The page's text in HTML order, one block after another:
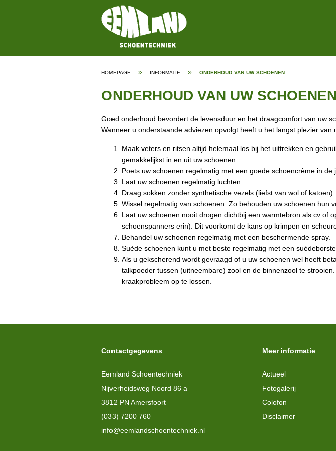
homepage » informatie » onderhoud van uw schoenen
ONDERHOUD VAN UW SCHOENEN
Goed onderhoud bevordert de levensduur en het draagcomfort van uw
Wanneer u onderstaande adviezen opvolgt heeft u het langst plezier van
Maak veters en ritsen altijd helemaal los bij het uittrekken en
gemakkelijkst in en uit uw schoenen.
Poets uw schoenen regelmatig met een goede schoencrème in de
Laat uw schoenen regelmatig luchten.
Draag sokken zonder synthetische vezels (liefst van wol of
Wissel regelmatig van schoenen. Zo behouden uw schoenen hun
Laat uw schoenen nooit drogen dichtbij een warmtebron als cv of
schoenspanners erin). Dit voorkomt de kans op krimpen en
Behandel uw schoenen regelmatig met een beschermende spray.
Suède schoenen kunt u met beste regelmatig met een
Als u gekscherend wordt gevraagd of u uw schoenen wel heeft
talkpoeder tussen (uitneembare) zool en de binnenzool te
kraakprobleem op te lossen.
Contactgegevens
Eemland Schoentechniek
Nijverheidsweg Noord 86 a
3812 PN Amersfoort
(033) 7200 760
info@eemlandschoentechniek.nl
Meer informatie
Actueel
Fotogalerij
Colofon
Disclaimer